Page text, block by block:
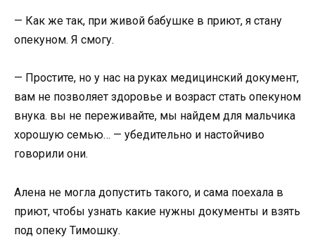
— Как же так, при живой бабушке в приют, я стану
опекуном. Я смогу.
— Простите, но у нас на руках медицинский документ,
вам не позволяет здоровье и возраст стать опекуном
внука. вы не переживайте, мы найдем для мальчика
хорошую семью… — убедительно и настойчиво
говорили они.
Алена не могла допустить такого, и сама поехала в
приют, чтобы узнать какие нужны документы и взять
под опеку Тимошку.